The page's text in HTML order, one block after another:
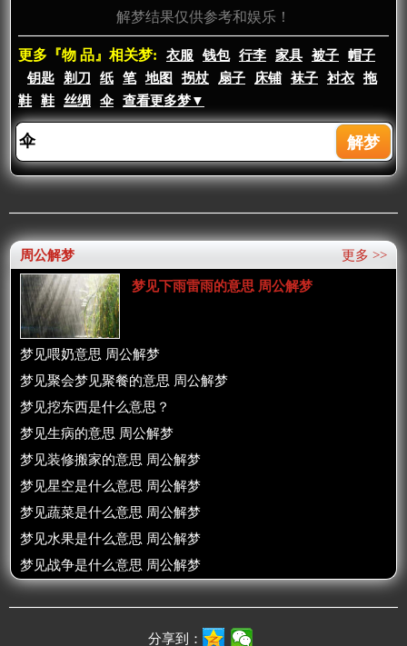
解梦结果仅供参考和娱乐！
更多『物 品』相关梦: 衣服 钱包 行李 家具 被子
帽子
钥匙
剃刀 纸 笔 地图 拐杖 扇子 床铺 袜子 衬衣
拖
鞋
鞋 丝绸 伞 查看更多梦▼
更多 >>
周公解梦
梦见下雨雷雨的意思 周公解梦
梦见喂奶意思 周公解梦
梦见聚会梦见聚餐的意思 周公解梦
梦见挖东西是什么意思？
梦见生病的意思 周公解梦
梦见装修搬家的意思 周公解梦
梦见星空是什么意思 周公解梦
梦见蔬菜是什么意思 周公解梦
梦见水果是什么意思 周公解梦
梦见战争是什么意思 周公解梦
分享到：